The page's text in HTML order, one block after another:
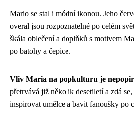
Mario se stal i módní ikonou. Jeho
overal jsou rozpoznatelné po celém
škála oblečení a doplňků s motivem
po batohy a čepice.
Vliv Maria na popkulturu je
přetrvává již několik desetiletí a zdá
inspirovat umělce a bavit fanoušky po